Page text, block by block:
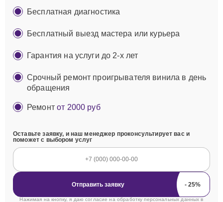
Бесплатная диагностика
Бесплатный выезд мастера или курьера
Гарантия на услуги до 2-х лет
Срочный ремонт проигрывателя винила в день
обращения
Ремонтот 2000 руб
Оставьте заявку, и наш менеджер проконсультирует вас и
поможет с выбором услуг
Отправить заявку
Нажимая на кнопку, я даю согласие на обработку персональных данных в